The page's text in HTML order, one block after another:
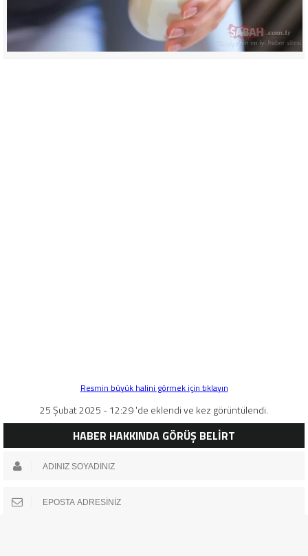
Resmin büyük halini görmek için tıklayın
25 Şubat 2025 - 12:29 'de eklendi ve kez görüntülendi.
HABER HAKKINDA GÖRÜŞ BELİRT